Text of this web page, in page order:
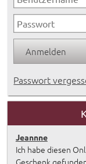
Passwort
Jeannne
Ich habe diesen
Geschenk